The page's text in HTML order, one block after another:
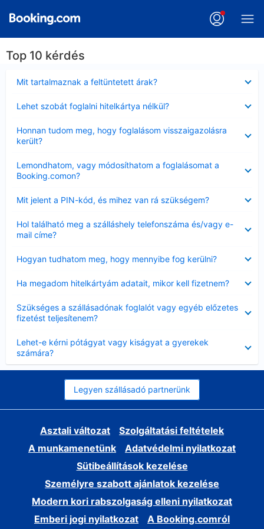
Top 10 kérdés
Mit tartalmaznak a feltüntetett árak?
Lehet szobát foglalni hitelkártya nélkül?
Honnan tudom meg, hogy foglalásom visszaigazolásra
került?
Lemondhatom, vagy módosíthatom a foglalásomat a
Booking.comon?
Mit jelent a PIN-kód, és mihez van rá szükségem?
Hol található meg a szálláshely telefonszáma és/vagy e-
mail címe?
Hogyan tudhatom meg, hogy mennyibe fog kerülni?
Ha megadom hitelkártyám adatait, mikor kell fizetnem?
Szükséges a szállásadónak foglalót vagy egyéb előzetes
fizetést teljesítenem?
Lehet-e kérni pótágyat vagy kiságyat a gyerekek
számára?
Legyen szállásadó partnerünk
Asztali változat
Szolgáltatási feltételek
A munkamenetünk
Adatvédelmi nyilatkozat
Sütibeállítások kezelése
Személyre szabott ajánlatok kezelése
Modern kori rabszolgaság elleni nyilatkozat
Emberi jogi nyilatkozat
A Booking.comról